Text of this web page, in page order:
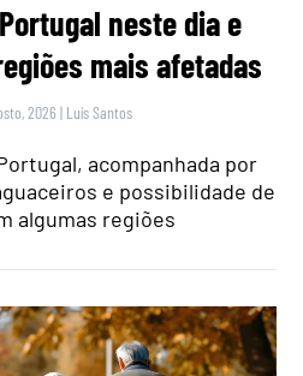
neste dia e
mais afetadas
2026 | Luís Santos
acompanhada por
e possibilidade de
algumas regiões